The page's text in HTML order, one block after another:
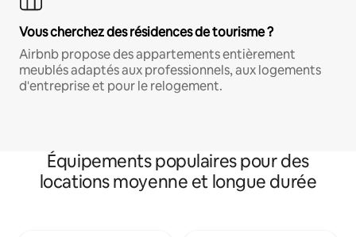
Vous cherchez des résidences de tourisme ?
Airbnb propose des appartements entièrement
meublés adaptés aux professionnels, aux logements
d'entreprise et pour le relogement.
Équipements populaires pour des
locations moyenne et longue durée